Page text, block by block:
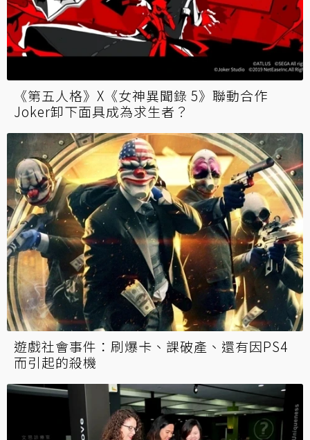
《第五人格》X《女神異聞錄 5》聯動合作
Joker卸下面具成為求生者？
遊戲社會事件：刷爆卡、課破產、還有因PS4
而引起的殺機